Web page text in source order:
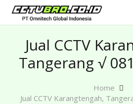
Jual CCTV
Tangerang √
Home
Jual CCTV Karangtengah,